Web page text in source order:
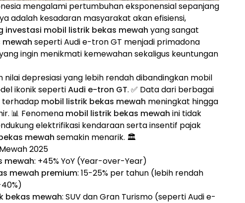
mengalami pertumbuhan eksponensial sepanjang
adalah kesadaran masyarakat akan efisiensi,
investasi mobil listrik bekas mewah yang sangat
seperti Audi e-tron GT menjadi primadona
ingin menikmati kemewahan sekaligus keuntungan
nilai depresiasi yang lebih rendah dibandingkan mobil
ikonik sepertiAudi e-tron GT. ✅ Data dari berbagai
terhadap mobil listrik bekas mewah meningkat hingga
📊 Fenomena mobil listrik bekas mewah ini tidak
elektrifikasi kendaraan serta insentif pajak
mewah semakin menarik. 🏛️
2025
mewah: +45% YoY (Year-over-Year)
mewah premium: 15-25% per tahun (lebih rendah
bekas mewah: SUV dan Gran Turismo (seperti Audi e-